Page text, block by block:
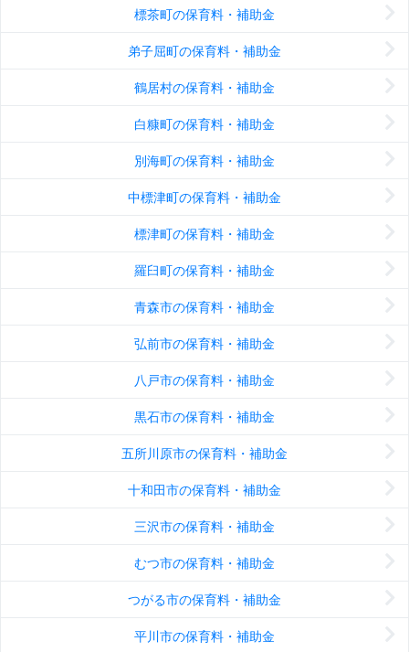
標茶町の保育料・補助金
弟子屈町の保育料・補助金
鶴居村の保育料・補助金
白糠町の保育料・補助金
別海町の保育料・補助金
中標津町の保育料・補助金
標津町の保育料・補助金
羅臼町の保育料・補助金
青森市の保育料・補助金
弘前市の保育料・補助金
八戸市の保育料・補助金
黒石市の保育料・補助金
五所川原市の保育料・補助金
十和田市の保育料・補助金
三沢市の保育料・補助金
むつ市の保育料・補助金
つがる市の保育料・補助金
平川市の保育料・補助金